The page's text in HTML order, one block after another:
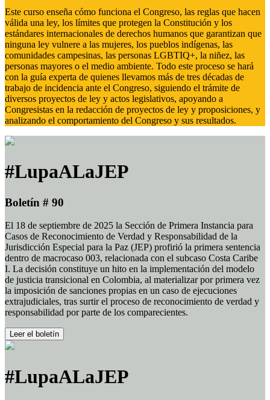
Este curso enseña cómo funciona el Congreso, las reglas que hacen
válida una ley, los límites que protegen la Constitución y los
estándares internacionales de derechos humanos que garantizan que
ninguna ley vulnere a las mujeres, los pueblos indígenas, las
comunidades campesinas, las personas LGBTIQ+, la niñez, las
personas mayores o el medio ambiente. Todo este proceso se hará
con la guía experta de quienes llevamos más de tres décadas de
trabajo de incidencia ante el Congreso, siguiendo el trámite de
diversos proyectos de ley y actos legislativos, apoyando a
Congresistas en la redacción de proyectos de ley y proposiciones, y
analizando el comportamiento del Congreso y sus resultados.
#LupaALaJEP
Boletín # 90
El 18 de septiembre de 2025 la Sección de Primera Instancia para
Casos de Reconocimiento de Verdad y Responsabilidad de la
Jurisdicción Especial para la Paz (JEP) profirió la primera sentencia
dentro de macrocaso 003, relacionada con el subcaso Costa Caribe
I. La decisión constituye un hito en la implementación del modelo
de justicia transicional en Colombia, al materializar por primera vez
la imposición de sanciones propias en un caso de ejecuciones
extrajudiciales, tras surtir el proceso de reconocimiento de verdad y
responsabilidad por parte de los comparecientes.
Leer el boletín
#LupaALaJEP